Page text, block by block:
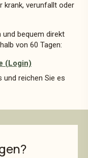
krank, verunfallt oder
bequem direkt
von 60 Tagen:
(Login)
und reichen Sie es